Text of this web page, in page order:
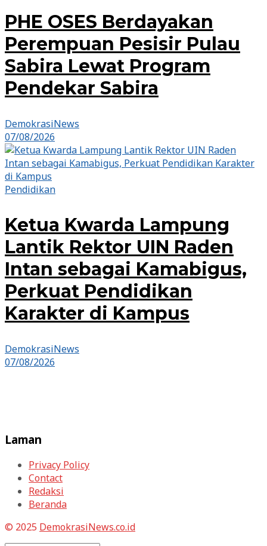
PHE OSES Berdayakan
Perempuan Pesisir Pulau
Sabira Lewat Program
Pendekar Sabira
DemokrasiNews
07/08/2026
Pendidikan
Ketua Kwarda Lampung
Lantik Rektor UIN Raden
Intan sebagai Kamabigus,
Perkuat Pendidikan
Karakter di Kampus
DemokrasiNews
07/08/2026
Laman
Privacy Policy
Contact
Redaksi
Beranda
© 2025 DemokrasiNews.co.id